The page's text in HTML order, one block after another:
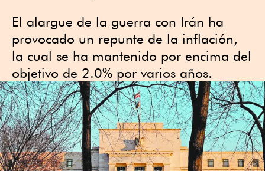
El alargue de la guerra con Irán ha
provocado un repunte de la inflación,
la cual se ha mantenido por encima del
objetivo de 2.0% por varios años.